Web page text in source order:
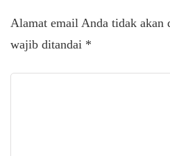
Alamat email Anda tidak akan
wajib ditandai *